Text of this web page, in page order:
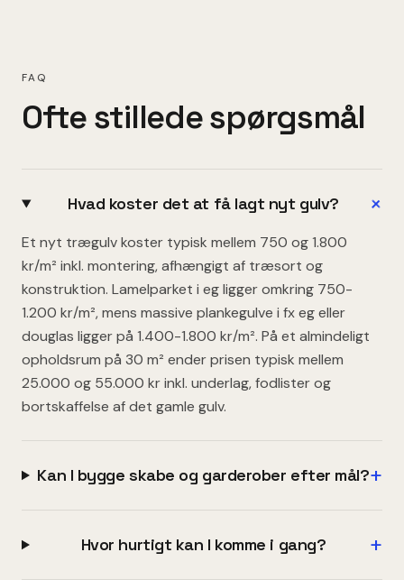
FAQ
Ofte stillede spørgsmål
Hvad koster det at få lagt nyt gulv? +
Et nyt trægulv koster typisk mellem 750 og 1.800
kr/m² inkl. montering, afhængigt af træsort og
konstruktion. Lamelparket i eg ligger omkring 750-
1.200 kr/m², mens massive plankegulve i fx eg eller
douglas ligger på 1.400-1.800 kr/m². På et almindeligt
opholdsrum på 30 m² ender prisen typisk mellem
25.000 og 55.000 kr inkl. underlag, fodlister og
bortskaffelse af det gamle gulv.
Kan I bygge skabe og garderober efter mål?+
Hvor hurtigt kan I komme i gang? +